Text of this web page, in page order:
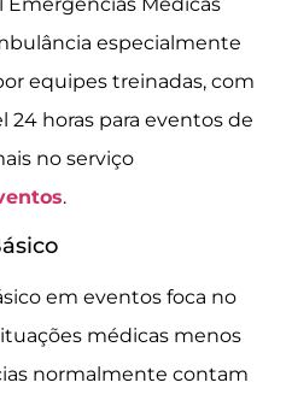
especialmente
equipes treinadas, com
horas para eventos de
no serviço
.
em eventos foca no
médicas menos
normalmente contam